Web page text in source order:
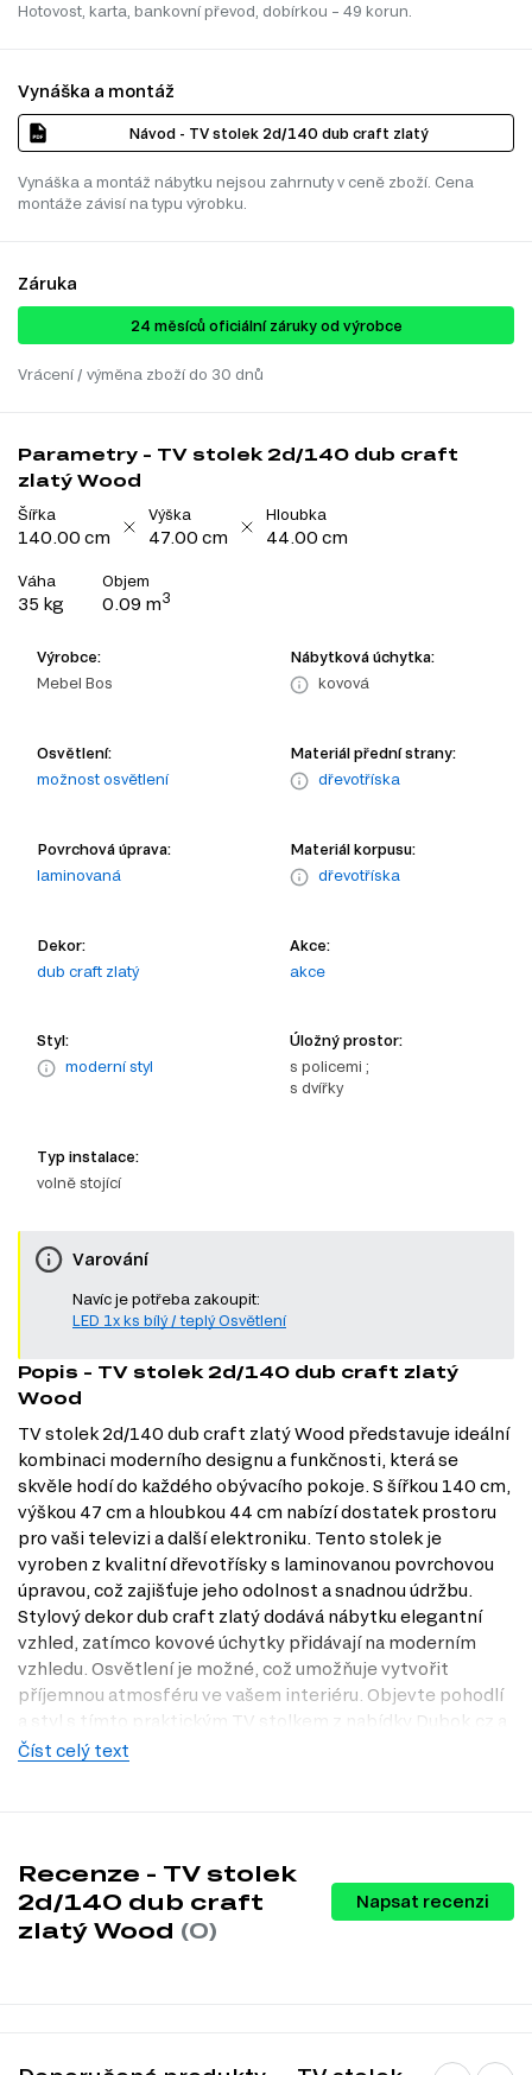
Hotovost, karta, bankovní převod, dobírkou – 49 korun.
Vynáška a montáž
Návod - TV stolek 2d/140 dub craft zlatý
Vynáška a montáž nábytku nejsou zahrnuty v ceně zboží. Cena
montáže závisí na typu výrobku.
Záruka
24 ​​​​měsíců oficiální záruky od výrobce
Vrácení / výměna zboží do 30 dnů
Parametry - TV stolek 2d/140 dub craft
zlatý Wood
Šířka
140.00 cm
Výška
47.00 cm
Hloubka
44.00 cm
Váha
35 kg
Objem
0.09 m3
Výrobce:
Mebel Bos
Nábytková úchytka:
kovová
Osvětlení:
možnost osvětlení
Materiál přední strany:
dřevotříska
Povrchová úprava:
laminovaná
Materiál korpusu:
dřevotříska
Dekor:
dub craft zlatý
Akce:
akce
Styl:
moderní styl
Úložný prostor:
s policemi ;
s dvířky
Typ instalace:
volně stojící
Varování
Navíc je potřeba zakoupit:
LED 1x ks bílý / teplý Osvětlení
Popis - TV stolek 2d/140 dub craft zlatý
Wood
TV stolek 2d/140 dub craft zlatý Wood představuje ideální
kombinaci moderního designu a funkčnosti, která se
skvěle hodí do každého obývacího pokoje. S šířkou 140 cm,
výškou 47 cm a hloubkou 44 cm nabízí dostatek prostoru
pro vaši televizi a další elektroniku. Tento stolek je
vyroben z kvalitní dřevotřísky s laminovanou povrchovou
úpravou, což zajišťuje jeho odolnost a snadnou údržbu.
Stylový dekor dub craft zlatý dodává nábytku elegantní
vzhled, zatímco kovové úchytky přidávají na moderním
vzhledu. Osvětlení je možné, což umožňuje vytvořit
příjemnou atmosféru ve vašem interiéru. Objevte pohodlí
a styl s tímto praktickým TV stolkem z nabídky Dubok.cz a
navštivte naši prodejnu v Praze pro osobní prohlídku.
Prostorově úsporné rozměry. S rozměry 140x47x44 cm se
snadno vejde i do menších obývacích pokojů.
Kvalitní materiály.Dřevotříska s laminovanou úpravou zajišťuje
dlouhou životnost a odolnost proti poškrábání.
Číst celý text
Recenze - TV stolek
2d/140 dub craft
zlatý Wood (0)
Napsat recenzi